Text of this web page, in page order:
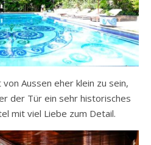
Aussen eher klein zu sein,
der Tür ein sehr historisches
mit viel Liebe zum Detail.